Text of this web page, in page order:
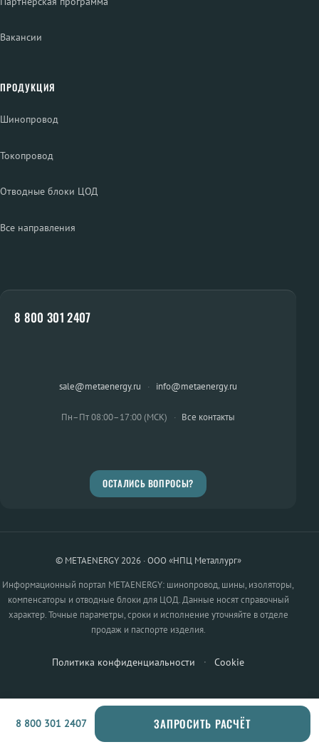
Вакансии
ПРОДУКЦИЯ
Шинопровод
Токопровод
Отводные блоки ЦОД
Все направления
8 800 301 2407
sale@metaenergy.ru · info@metaenergy.ru
Пн–Пт 08:00–17:00 (МСК) · Все контакты
ОСТАЛИСЬ ВОПРОСЫ?
© METAENERGY 2026 · ООО «НПЦ Металлург»
Информационный портал METAENERGY: шинопровод, шины, изоляторы,
компенсаторы и отводные блоки для ЦОД. Данные носят справочный
характер. Точные параметры, сроки и исполнение уточняйте в отделе
продаж и паспорте изделия.
Политика конфиденциальности · Cookie
8 800 301 2407 ЗАПРОСИТЬ РАСЧЁТ